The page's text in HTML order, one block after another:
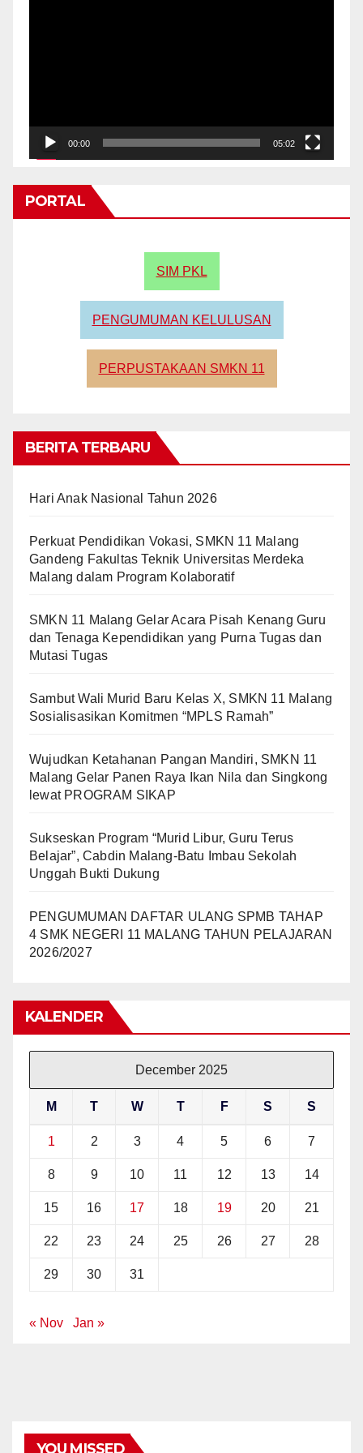
00:00 05:02
PORTAL
SIM PKL
PENGUMUMAN KELULUSAN
PERPUSTAKAAN SMKN 11
BERITA TERBARU
Hari Anak Nasional Tahun 2026
Perkuat Pendidikan Vokasi, SMKN 11 Malang
Gandeng Fakultas Teknik Universitas Merdeka
Malang dalam Program Kolaboratif
SMKN 11 Malang Gelar Acara Pisah Kenang Guru
dan Tenaga Kependidikan yang Purna Tugas dan
Mutasi Tugas
Sambut Wali Murid Baru Kelas X, SMKN 11 Malang
Sosialisasikan Komitmen “MPLS Ramah”
Wujudkan Ketahanan Pangan Mandiri, SMKN 11
Malang Gelar Panen Raya Ikan Nila dan Singkong
lewat PROGRAM SIKAP
Sukseskan Program “Murid Libur, Guru Terus
Belajar”, Cabdin Malang-Batu Imbau Sekolah
Unggah Bukti Dukung
PENGUMUMAN DAFTAR ULANG SPMB TAHAP
4 SMK NEGERI 11 MALANG TAHUN PELAJARAN
2026/2027
KALENDER
December 2025
M T W T F S S
1 2 3 4 5 6 7
8 9 10 11 12 13 14
15 16 17 18 19 20 21
22 23 24 25 26 27 28
29 30 31
« Nov Jan »
YOU MISSED